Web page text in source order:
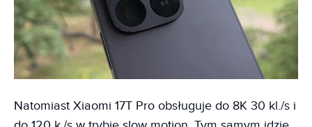
Natomiast Xiaomi 17T Pro obsługuje do 8K 30 kl./s i